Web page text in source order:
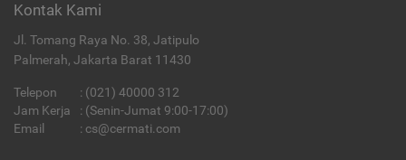
Kontak Kami
Jl. Tomang Raya No. 38, Jatipulo
Palmerah, Jakarta Barat 11430
Telepon : (021) 40000 312
Jam Kerja
: (Senin-Jumat 9:00-17:00)
Email
: cs@cermati.com